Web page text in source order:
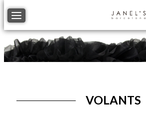
Toggle navigation
VOLANTS